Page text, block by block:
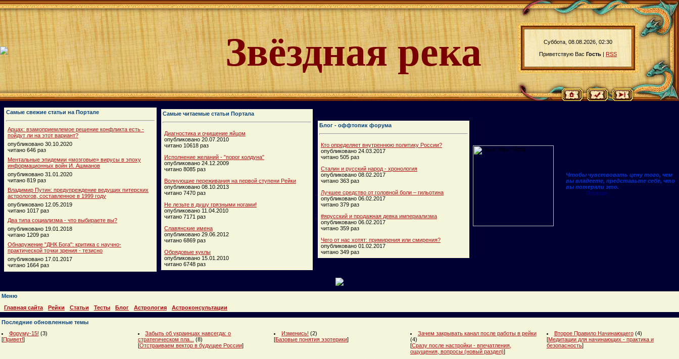
Суббота, 08.08.2026, 02:30
Приветствую Вас Гость | RSS
Звёздная река
Самые свежие статьи на Портале
Арцах: взамоприемлемое решение конфликта есть -
пойдут ли на этот вариант?
опубликовано 30.10.2020
читано 646 раз
Ментальные эпидемии «мозговые» вирусы в эпоху
информационных войн И. Ашманов
опубликовано 31.01.2020
читано 819 раз
Владимир Путин: предупреждение ведущих питерских
астрологов, составленное в 1999 году
опубликовано 12.05.2019
читано 1017 раз
Два типа социализма - что выбираете вы?
опубликовано 19.01.2018
читано 1209 раз
Обнаружение "ДНК Бога": критика с научно-
практической точки зрения - тезисно
опубликовано 17.01.2017
читано 1664 раз
Самые читаемые статьи Портала
Диагностика и очищение яйцом
опубликовано 20.07.2010
читано 10618 раз
Исполнение желаний - "порог колдуна"
опубликовано 24.12.2009
читано 8085 раз
Волнующие переживания на первой ступени Рейки
опубликовано 08.10.2013
читано 7470 раз
Не лезьте в душу грязными ногами!
опубликовано 11.04.2010
читано 7171 раз
Славянские имена
опубликовано 29.06.2012
читано 6869 раз
Обрядовые куклы
опубликовано 15.01.2010
читано 6748 раз
Блог - оффтопик форума
Кто определяет внутреннюю политику России?
опубликовано 24.03.2017
читано 505 раз
Сталин и русский народ - хронология
опубликовано 08.02.2017
читано 363 раз
Лучшее средство от головной боли – гильотина
опубликовано 06.02.2017
читано 379 раз
#ярусский и продажная девка империализма
опубликовано 06.02.2017
читано 359 раз
Чего от нас хотят: примирения или смирения?
опубликовано 01.02.2017
читано 349 раз
Чтобы чувствовать цену того, чем
вы владеете, представьте себе, что
вы потеряли это.
Плутарх
Меню
Главная сайта
Рейки Статьи Тесты Блог Астрология Астроконсультации
Последние обновленные темы
Форуму-15! (3)
[Привет!]
Забыть об украинцах навсегда: о
стратегическом пла...
(8)
[Отстраиваем вектор в будущее России]
Изменись! (2)
[Базовые понятия эзотерики]
Зачем закрывать канал после работы в рейки
(4)
[Сразу после настройки - впечатления,
ощущения, вопросы (новый раздел)]
Второе Правило Начинающего (4)
[Медитации для начинающих - практика и
безопасность]